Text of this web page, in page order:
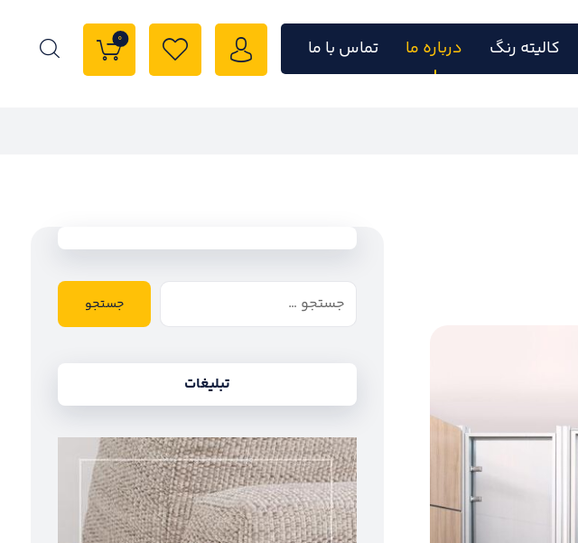
0 کالیته رنگ درباره ما تماس با ما
جستجو
تبلیغات